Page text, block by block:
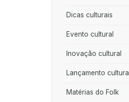
Dicas culturais
Evento cultural
Inovação cultural
Lançamento cultural
Matérias do Folk